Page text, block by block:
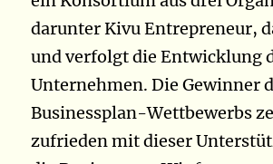
darunter Kivu Entrepreneur,
und verfolgt die Entwicklung
Unternehmen. Die Gewinner
Businessplan-Wettbewerbs
zufrieden mit dieser